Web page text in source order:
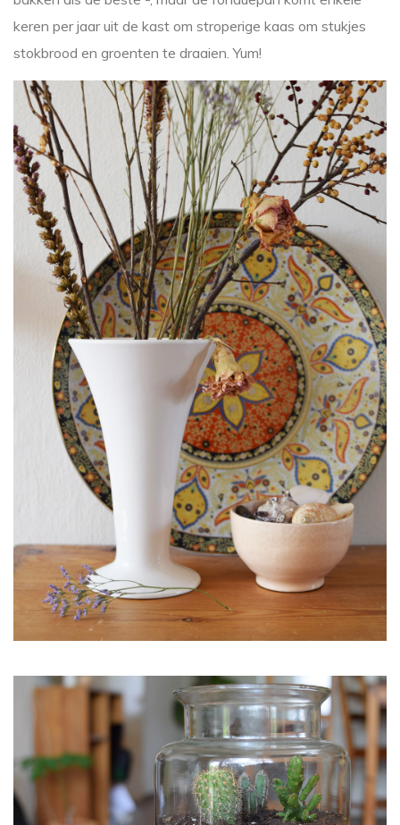
keren per jaar uit de kast om stroperige kaas om stukjes
stokbrood en groenten te draaien. Yum!